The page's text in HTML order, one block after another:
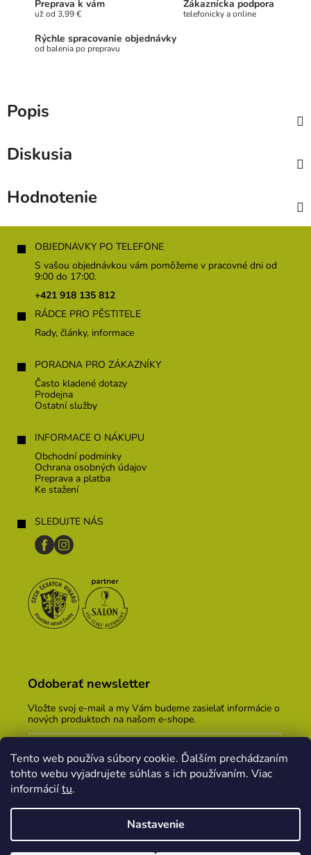
Tento web používa súbory cookie. Ďalším prechádzaním
tohto webu vyjadrujete súhlas s ich používaním. Viac
informáciítu.
Nastavenie
Preprava k vám
už od 3,99 €
Zákaznícka podpora
telefonicky a online
Rýchle spracovanie objednávky
od balenia po prepravu
Popis
Diskusia
Hodnotenie
Z
OBJEDNÁVKY PO TELEFÓNE
S vašou objednávkou vám pomôžeme v pracovné dni od
9:00 do 17:00.
+421 918 135 812
RÁDCE PRO PĚSTITELE
Rady, články, informace
PORADNA PRO ZÁKAZNÍKY
Často kladené dotazy
Prodejna
Ostatní služby
INFORMACE O NÁKUPU
Obchodní podmínky
Ochrana osobných údajov
Preprava a platba
Ke stažení
SLEDUJTE NÁS
Odoberať newsletter
Vložte svoj e-mail a my Vám budeme zasielať informácie o
nových produktoch na našom e-shope.
Vložením e-mailu súhlasíte s podmienkami ochrany
osobných údajov
PRIHLÁSIŤ SA